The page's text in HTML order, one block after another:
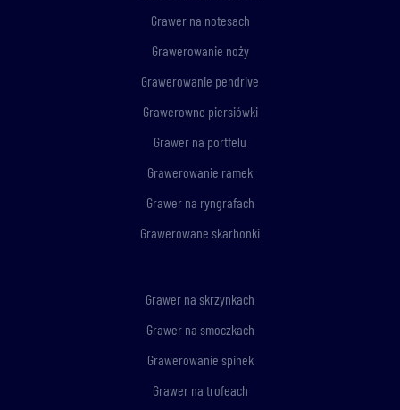
Grawer na notesach
Grawerowanie noży
Grawerowanie pendrive
Grawerowne piersiówki
Grawer na portfelu
Grawerowanie ramek
Grawer na ryngrafach
Grawerowane skarbonki
Grawer na skrzynkach
Grawer na smoczkach
Grawerowanie spinek
Grawer na trofeach